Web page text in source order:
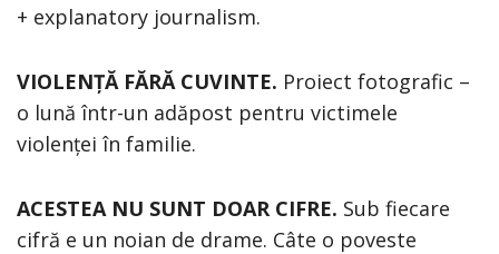
+ explanatory journalism.
VIOLENȚĂ FĂRĂ CUVINTE. Proiect fotografic –
o lună într-un adăpost pentru victimele
violenței în familie.
ACESTEA NU SUNT DOAR CIFRE. Sub fiecare
cifră e un noian de drame. Câte o poveste